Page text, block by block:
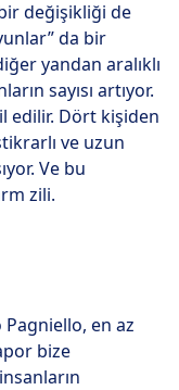
değişikliği de
da bir
yandan aralıklı
sayısı artıyor.
edilir. Dört kişiden
ve uzun
Ve bu
zili.
en az
bize